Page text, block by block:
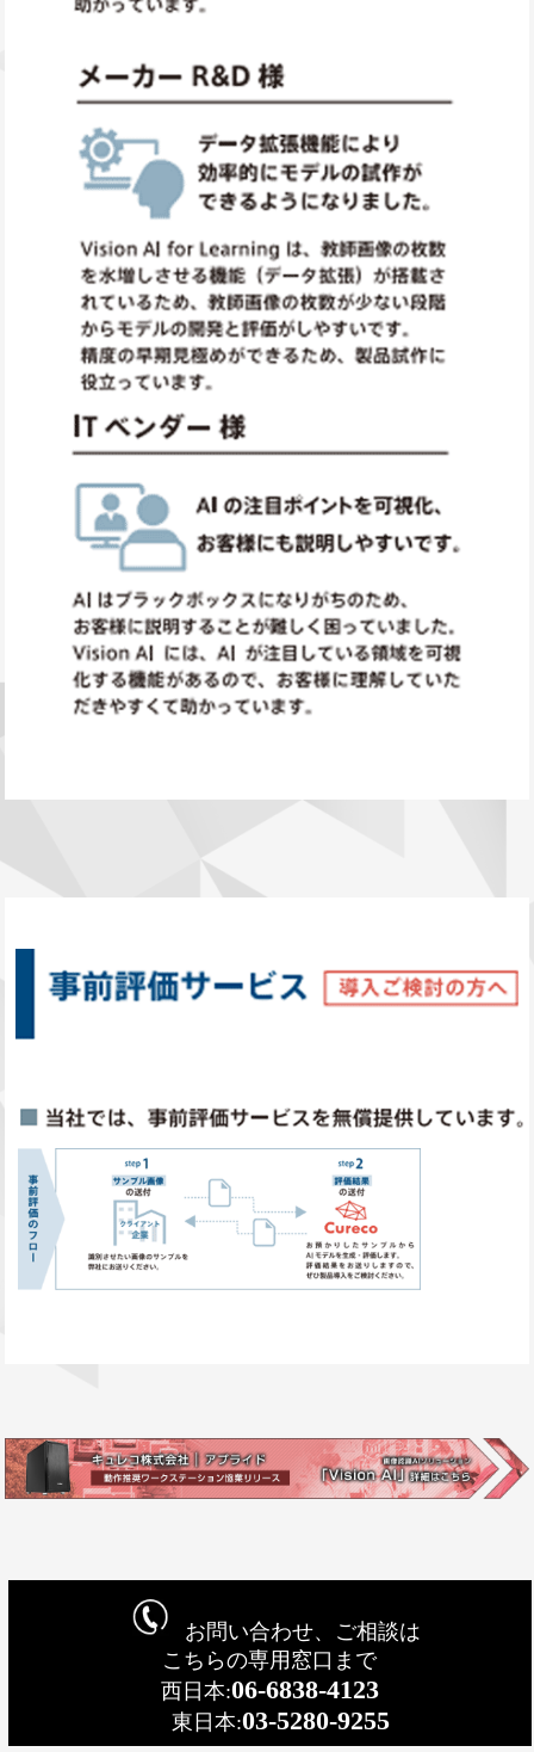
お問い合わせ、ご相談は
こちらの専用窓口まで
西日本:06-6838-4123
東日本:03-5280-9255